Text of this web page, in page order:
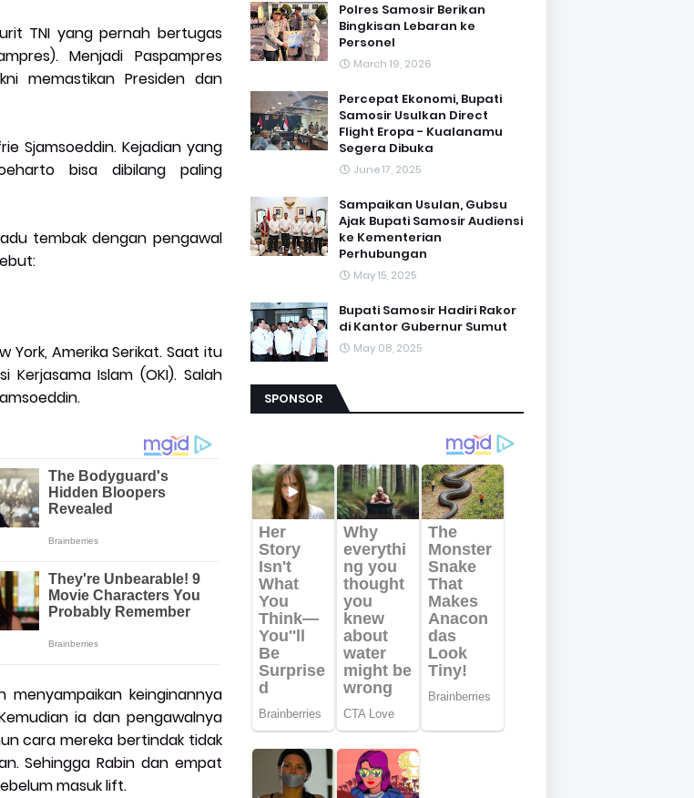
TNI yang pernah bertugas
Menjadi Paspampres
memastikan Presiden dan
Sjamsoeddin. Kejadian yang
bisa dibilang paling
tembak dengan pengawal
York, Amerika Serikat. Saat itu
Islam (OKI). Salah
menyampaikan keinginannya
ia dan pengawalnya
cara mereka bertindak tidak
Sehingga Rabin dan empat
masuk lift.
Polres Samosir Berikan
Bingkisan Lebaran ke
Personel
March 19, 2026
Percepat Ekonomi, Bupati
Samosir Usulkan Direct
Flight Eropa - Kualanamu
Segera Dibuka
June 17, 2025
Sampaikan Usulan, Gubsu
Ajak Bupati Samosir Audiensi
ke Kementerian
Perhubungan
May 15, 2025
Bupati Samosir Hadiri Rakor
di Kantor Gubernur Sumut
May 08, 2025
SPONSOR